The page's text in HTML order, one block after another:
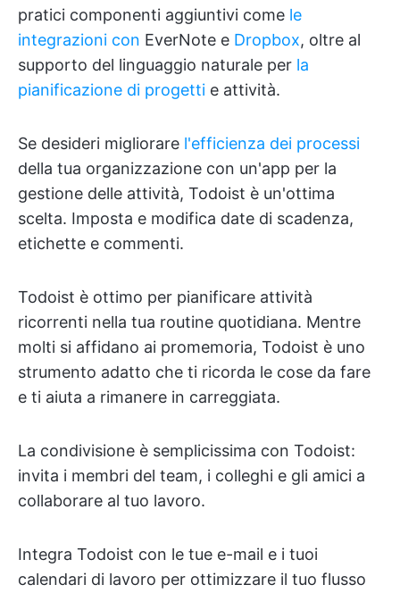
pratici componenti aggiuntivi come le
integrazioni con EverNote e Dropbox, oltre al
supporto del linguaggio naturale per la
pianificazione di progetti e attività.
Se desideri migliorare l'efficienza dei processi
della tua organizzazione con un'app per la
gestione delle attività, Todoist è un'ottima
scelta. Imposta e modifica date di scadenza,
etichette e commenti.
Todoist è ottimo per pianificare attività
ricorrenti nella tua routine quotidiana. Mentre
molti si affidano ai promemoria, Todoist è uno
strumento adatto che ti ricorda le cose da fare
e ti aiuta a rimanere in carreggiata.
La condivisione è semplicissima con Todoist:
invita i membri del team, i colleghi e gli amici a
collaborare al tuo lavoro.
Integra Todoist con le tue e-mail e i tuoi
calendari di lavoro per ottimizzare il tuo flusso